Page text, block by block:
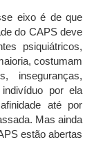
eixo é de que
do CAPS deve
psiquiátricos,
costumam
inseguranças,
por ela
até por
Mas ainda
estão abertas